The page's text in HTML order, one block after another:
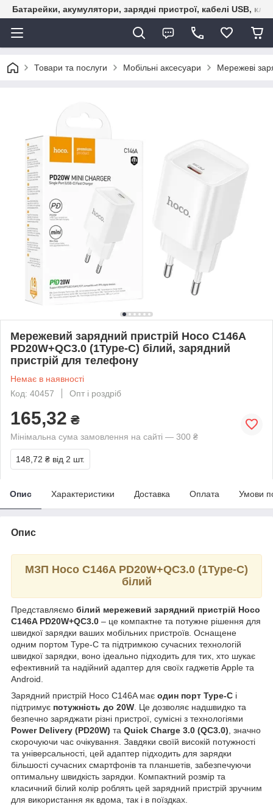
Батарейки, акумулятори, зарядні пристрої, кабелі USB,
Товари та послуги Мобільні аксесуари Мережеві
Мережевий зарядний пристрій Hoco C146A
PD20W+QC3.0 (1Type-C) білий, зарядний
пристрій для телефону
Немає в наявності
Код: 40457
Опт і роздріб
165,32 ₴
Мінімальна сума замовлення на сайті — 300 ₴
148,72 ₴ від 2 шт.
Опис Характеристики Доставка Оплата Умови
Опис
МЗП Hoco C146A PD20W+QC3.0 (1Type-C)
білий
Представляємо білий мережевий зарядний пристрій Hoco
C146A PD20W+QC3.0 – це компактне та потужне рішення для
швидкої зарядки ваших мобільних пристроїв. Оснащене
одним портом Type-C та підтримкою сучасних технологій
швидкої зарядки, воно ідеально підходить для тих, хто шукає
ефективний та надійний адаптер для своїх гаджетів Apple та
Android.
Зарядний пристрій Hoco C146A має один порт Type-C і
підтримує потужність до 20W . Це дозволяє надшвидко та
безпечно заряджати різні пристрої, сумісні з технологіями
Power Delivery (PD20W) та Quick Charge 3.0 (QC3.0) , значно
скорочуючи час очікування. Завдяки своїй високій потужності
та універсальності, цей адаптер підходить для зарядки
більшості сучасних смартфонів та планшетів, забезпечуючи
оптимальну швидкість зарядки. Компактний розмір та
класичний білий колір роблять цей зарядний пристрій зручним
для використання як вдома, так і в поїздках.